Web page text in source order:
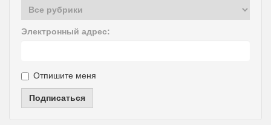
Электронный адрес:
Отпишите меня
Подписаться